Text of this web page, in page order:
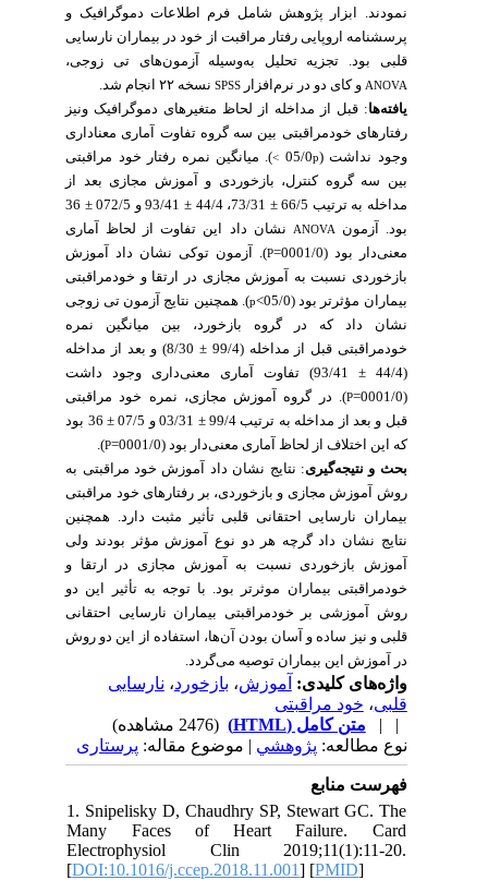
نمودند.ابزار پژوهش شامل فرم اطلاعات دموگرافیک و
پرسشنامه اروپایی رفتار مراقبت از خود در بیماران نارسایی
قلبی بود. تجزیه تحلیل به‌وسیله آزمون‌های تی زوجی،
ANOVAو کای دو در نرم‌افزار SPSSنسخه ۲۲ انجام شد.
یافته‌ها: قبل از مداخله از لحاظ متغیرهای دموگرافیک ونیز
رفتارهای خودمراقبتی بین سه گروه تفاوت آماری معناداری
وجود نداشت (05/0p >
). میانگین نمره رفتار خود مراقبتی
بین سه گروه کنترل، بازخوردی و آموزش مجازی بعد از
مداخله به ترتیب 66/5 ± 73/31، 44/4 ± 93/41 و 072/5 ± 36
بود. آزمونANOVAنشان داد این تفاوت از لحاظ آماری
معنی‌دار بود (0001/0=
P). آزمون توکی نشان داد آموزش
بازخوردی نسبت به آموزش مجازی در ارتقا و خودمراقبتی
بیماران مؤثرتر بود (05/0>
p). همچنین نتایج آزمون تی زوجی
نشان داد که در گروه بازخورد، بین میانگین نمره
خودمراقبتی قبل از مداخله (99/4 ± 8/30) و بعد از مداخله
(44/4 ± 93/41) تفاوت آماری معنی‌داری وجود داشت
P). در گروه آموزش مجازی، نمره خود مراقبتی
قبل و بعد از مداخله به ترتیب 99/4 ± 03/31 و 07/5 ± 36 بود
که این اختلاف از لحاظ آماری معنی‌دار بود (0001/0=
P
).
بحث و نتیجه‌گیری :نتایج نشان داد آموزش خود مراقبتی به
روش آموزش مجازی و بازخوردی، بر رفتارهای خود مراقبتی
بیماران نارسایی احتقانی قلبی تأثیر مثبت دارد.همچنین
نتایج نشان داد گرچه هر دو نوع آموزش مؤثر بودند ولی
آموزش بازخوردی نسبت به آموزش مجازی در ارتقا و
خودمراقبتی بیماران موثرتر بود.با توجه به تأثیر این دو
روش آموزشی بر خودمراقبتی بیماران نارسایی احتقانی
قلبی و نیز ساده و آسان بودن آن‌ها، استفاده از این دو روش
در آموزش این بیماران توصیه می‌گردد.
واژه‌های کلیدی:آموزش،بازخورد ،نارسایی
قلبی،خود مراقبتی
| | متن کامل (HTML)
(2476 مشاهده)
نوع مطالعه:پژوهشي| موضوع مقاله:پرستاری
فهرست منابع
1. Snipelisky D, Chaudhry SP, Stewart GC. The
Many Faces of Heart Failure. Card
Electrophysiol Clin 2019;11(1):11-20.
[DOI:10.1016/j.ccep.2018.11.001] [PMID